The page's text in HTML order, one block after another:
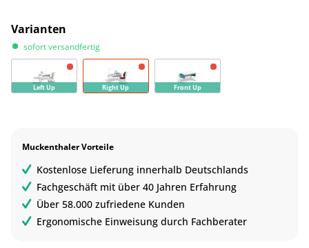
Varianten
sofort versandfertig
Left Up Right Up Front Up
Muckenthaler Vorteile
Kostenlose Lieferung innerhalb Deutschlands
Fachgeschäft mit über 40 Jahren Erfahrung
Über 58.000 zufriedene Kunden
Ergonomische Einweisung durch Fachberater